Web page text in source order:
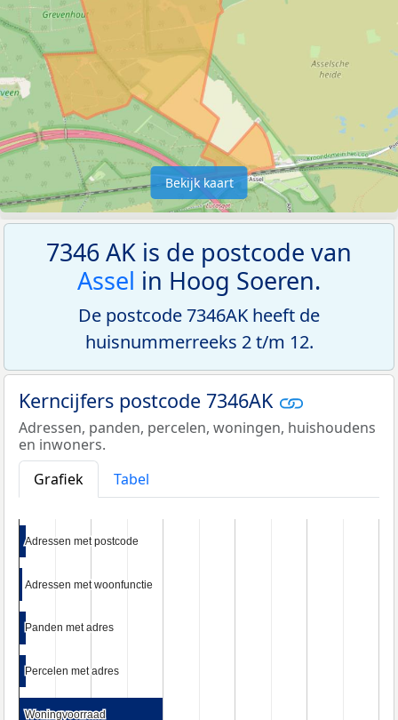
Bekijk kaart
7346 AK is de postcode van
Assel in Hoog Soeren.
De postcode 7346AK heeft de
huisnummerreeks 2 t/m 12.
Kerncijfers postcode 7346AK
Adressen, panden, percelen, woningen, huishoudens
en inwoners.
Grafiek
Tabel
Adressen met postcode
Adressen met postcode
Adressen met woonfunctie
Adressen met woonfunctie
Panden met adres
Panden met adres
Percelen met adres
Percelen met adres
Woningvoorraad
Woningvoorraad